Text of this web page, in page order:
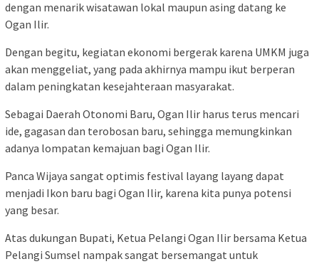
dengan menarik wisatawan lokal maupun asing datang ke
Ogan Ilir.
Dengan begitu, kegiatan ekonomi bergerak karena UMKM juga
akan menggeliat, yang pada akhirnya mampu ikut berperan
dalam peningkatan kesejahteraan masyarakat.
Sebagai Daerah Otonomi Baru, Ogan Ilir harus terus mencari
ide, gagasan dan terobosan baru, sehingga memungkinkan
adanya lompatan kemajuan bagi Ogan Ilir.
Panca Wijaya sangat optimis festival layang layang dapat
menjadi Ikon baru bagi Ogan Ilir, karena kita punya potensi
yang besar.
Atas dukungan Bupati, Ketua Pelangi Ogan Ilir bersama Ketua
Pelangi Sumsel nampak sangat bersemangat untuk